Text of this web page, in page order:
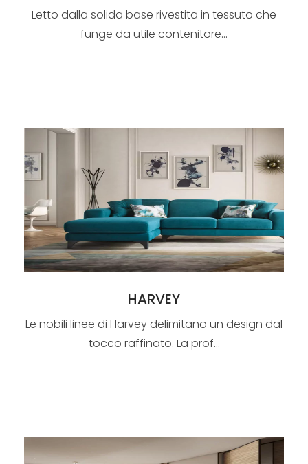
Letto dalla solida base rivestita in tessuto che
funge da utile contenitore...
HARVEY
Le nobili linee di Harvey delimitano un design dal
tocco raffinato. La prof...